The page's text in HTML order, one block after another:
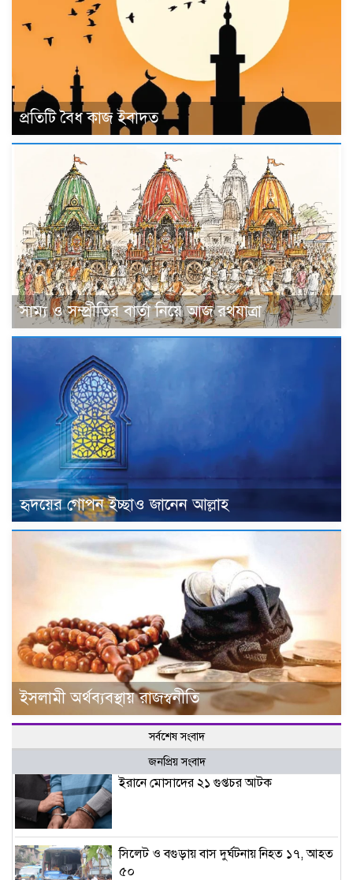
প্রতিটি বৈধ কাজ ইবাদত
সাম্য ও সম্প্রীতির বার্তা নিয়ে আজ রথযাত্রা
হৃদয়ের গোপন ইচ্ছাও জানেন আল্লাহ
ইসলামী অর্থব্যবস্থায় রাজস্বনীতি
সর্বশেষ সংবাদ
জনপ্রিয় সংবাদ
ইরানে মোসাদের ২১ গুপ্তচর আটক
সিলেট ও বগুড়ায় বাস দুর্ঘটনায় নিহত ১৭, আহত
৫০